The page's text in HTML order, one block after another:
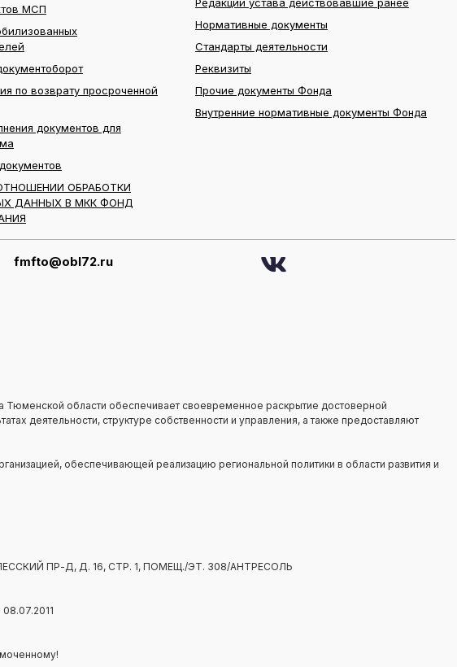
МСП
по возврату просроченной
документов для
ОБРАБОТКИ
ДАННЫХ В МКК ФОНД
Нормативные документы
Стандарты деятельности
Реквизиты
Прочие документы Фонда
Внутренние нормативные документы Фонда
fmfto@obl72.ru
области обеспечивает своевременное раскрытие достоверной
деятельности, структуре собственности и управления, а также предоставляют
обеспечивающей реализацию региональной политики в области развития и
ПР-Д, Д. 16, СТР. 1, ПОМЕЩ./ЭТ. 308/АНТРЕСОЛЬ